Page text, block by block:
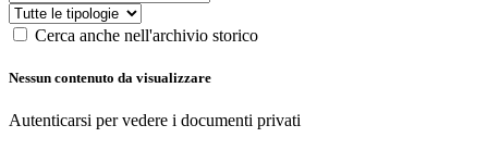
Cerca anche nell'archivio storico
Nessun contenuto da visualizzare
Autenticarsi per vedere i documenti privati